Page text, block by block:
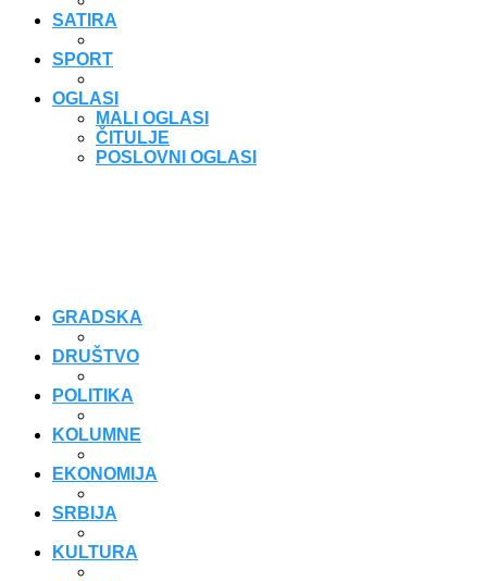
SATIRA
SPORT
OGLASI
MALI OGLASI
ČITULJE
POSLOVNI OGLASI
GRADSKA
DRUŠTVO
POLITIKA
KOLUMNE
EKONOMIJA
SRBIJA
KULTURA